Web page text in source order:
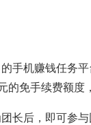
手机赚钱任务
的免手续费额度
长后，即可参